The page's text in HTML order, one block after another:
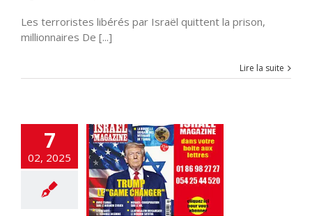
Les terroristes libérés par Israël quittent la prison,
millionnaires De [...]
Lire la suite
7
02, 2025
israélo-
terrorisme
Chine
ETATS-UNIS
Gaz israélien
DE GAZA
Hamas
HISTOIRE
Incitation à la